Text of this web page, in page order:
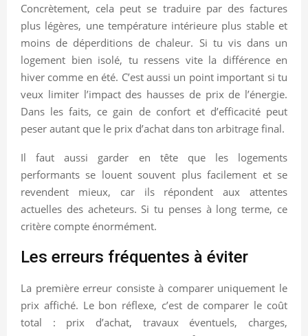
Concrètement, cela peut se traduire par des factures
plus légères, une température intérieure plus stable et
moins de déperditions de chaleur. Si tu vis dans un
logement bien isolé, tu ressens vite la différence en
hiver comme en été. C’est aussi un point important si tu
veux limiter l’impact des hausses de prix de l’énergie.
Dans les faits, ce gain de confort et d’efficacité peut
peser autant que le prix d’achat dans ton arbitrage final.
Il faut aussi garder en tête que les logements
performants se louent souvent plus facilement et se
revendent mieux, car ils répondent aux attentes
actuelles des acheteurs. Si tu penses à long terme, ce
critère compte énormément.
Les erreurs fréquentes à éviter
La première erreur consiste à comparer uniquement le
prix affiché. Le bon réflexe, c’est de comparer le coût
total : prix d’achat, travaux éventuels, charges,